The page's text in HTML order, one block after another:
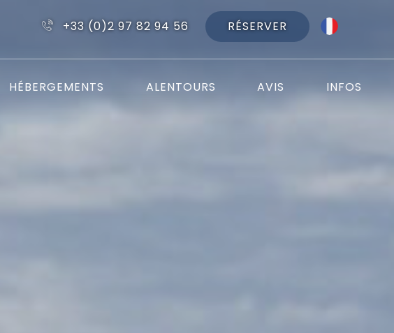
+33 (0)2 97 82 94 56 RÉSERVER
HÉBERGEMENTS ALENTOURS AVIS INFOS